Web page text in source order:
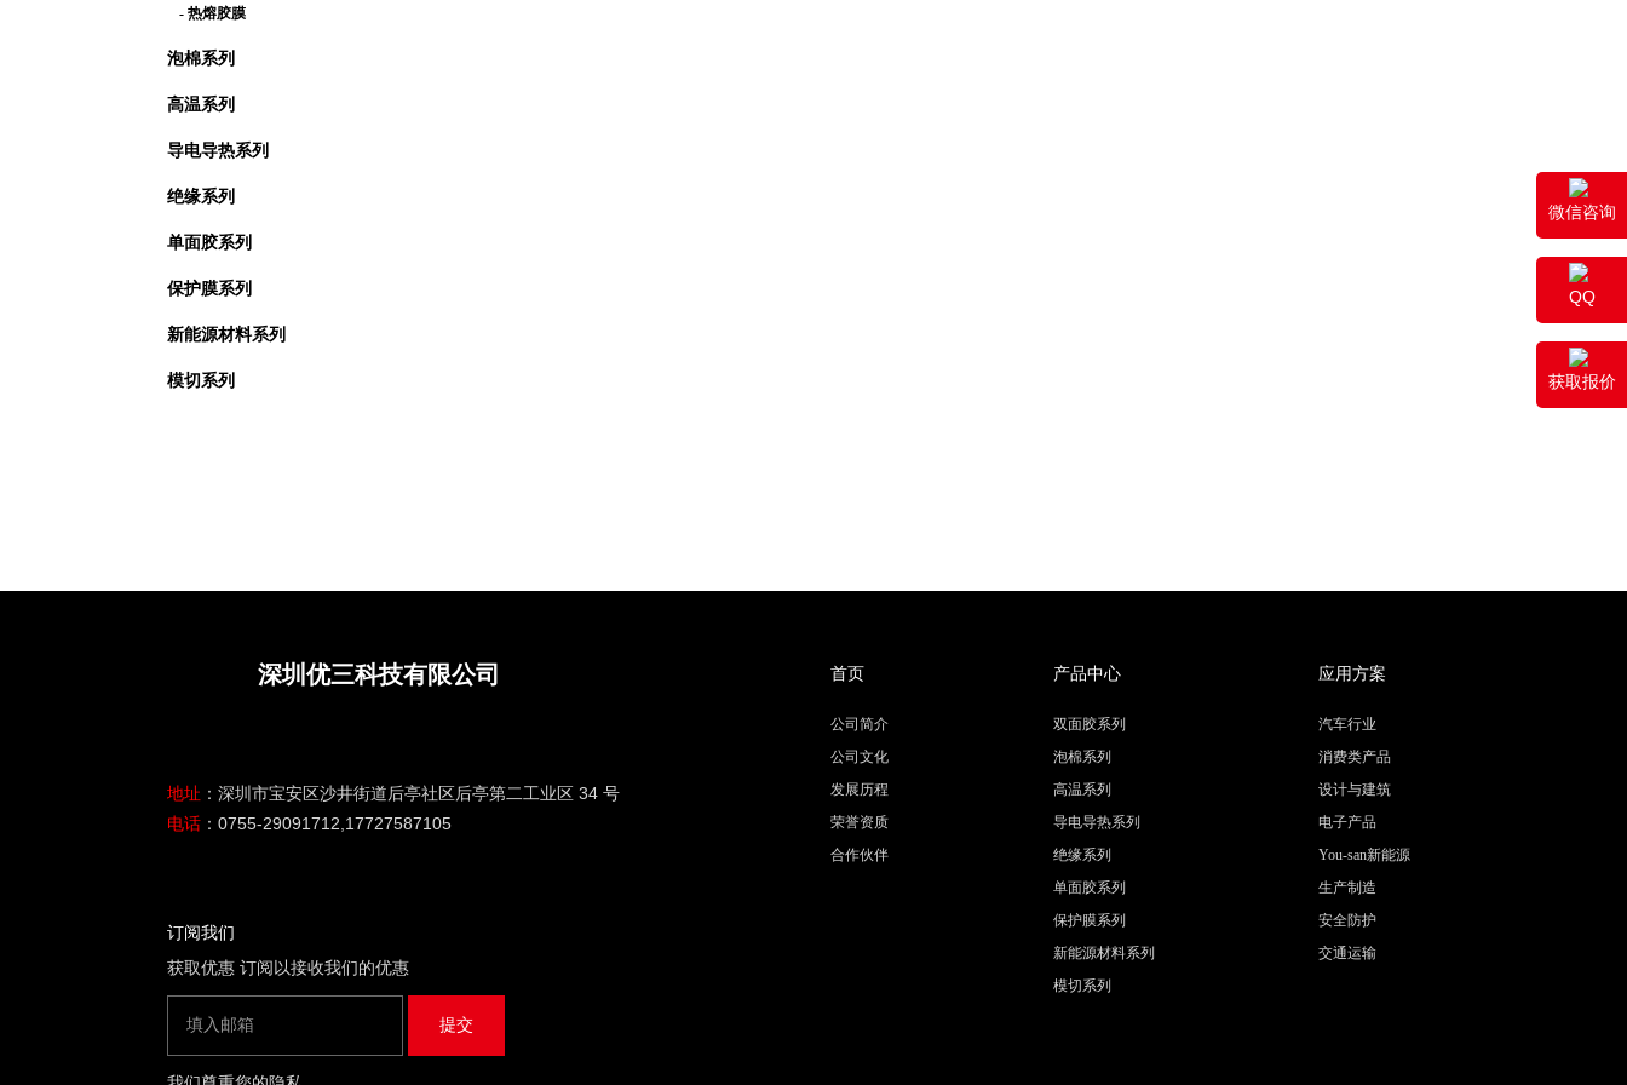
- 热熔胶膜
泡棉系列
高温系列
导电导热系列
绝缘系列
单面胶系列
保护膜系列
新能源材料系列
模切系列
深圳优三科技有限公司
地址 ：深圳市宝安区沙井街道后亭社区后亭第二工业区 34 号
电话：0755-29091712,17727587105
订阅我们
获取优惠 订阅以接收我们的优惠
首页
公司简介
公司文化
发展历程
荣誉资质
合作伙伴
产品中心
双面胶系列
泡棉系列
高温系列
导电导热系列
绝缘系列
单面胶系列
保护膜系列
新能源材料系列
模切系列
应用方案
汽车行业
消费类产品
设计与建筑
电子产品
You-san新能源
生产制造
安全防护
交通运输
微信咨询
QQ
获取报价